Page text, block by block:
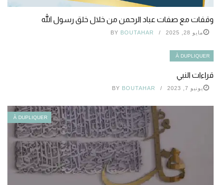
وقفات مع صفات عباد الرحمن من خلال خلق رسول الله
مايو 28, 2025 BY BOUTAHAR
À DUPLIQUER
قراءات النبي
يونيو 7, 2023 BY BOUTAHAR
À DUPLIQUER